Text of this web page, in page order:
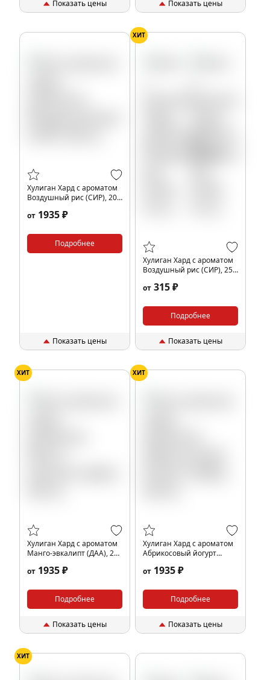
Показать цены Показать цены
Хулиган Хард с ароматом
Воздушный рис (СИР), 200
от 1935 ₽
Подробнее
Показать цены
ХИТ
Хулиган Хард с ароматом
Воздушный рис (СИР), 25
от 315 ₽
Подробнее
Показать цены
ХИТ
Хулиган Хард с ароматом
Манго-эвкалипт (ДАА), 200
от 1935 ₽
Подробнее
Показать цены
ХИТ
Хулиган Хард с ароматом
Абрикосовый йогурт
от 1935 ₽
Подробнее
Показать цены
ХИТ